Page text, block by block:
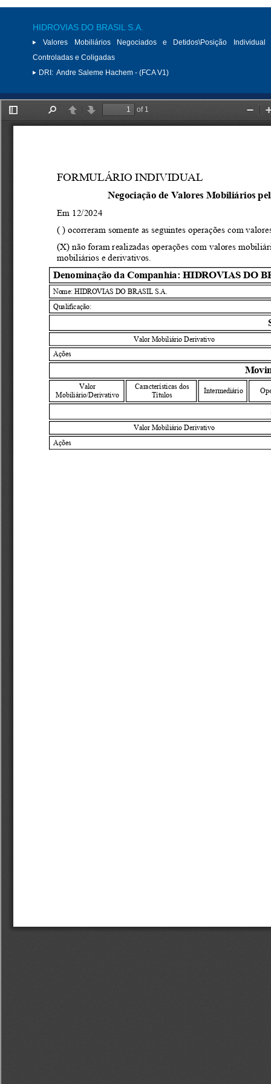
HIDROVIAS DO BRASIL S.A.
Valores Mobiliários Negociados e Detidos\Posição
Controladas e Coligadas
DRI: Andre Saleme Hachem - (FCA V1)